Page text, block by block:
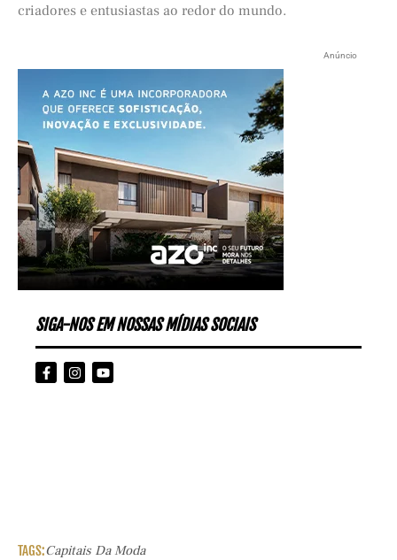
criadores e entusiastas ao redor do mundo.
Anúncio
SIGA-NOS EM NOSSAS MÍDIAS SOCIAIS
TAGS:Capitais Da Moda